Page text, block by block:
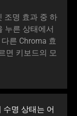
조명 효과 중 하
누른 상태에서
른 Chroma 효
면 키보드의 모
수명 상태는 어